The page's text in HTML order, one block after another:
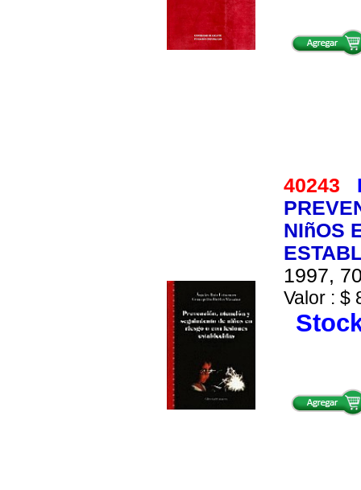
40243
NIñOS
1997,
Valor : $